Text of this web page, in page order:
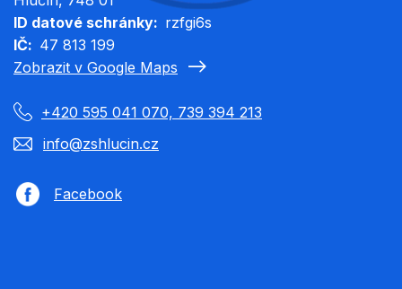
ID datové schránky
rzfgi6s
IČ
47 813 199
Zobrazit v Google Maps
+420 595 041 070, 739 394 213
info@zshlucin.cz
Facebook